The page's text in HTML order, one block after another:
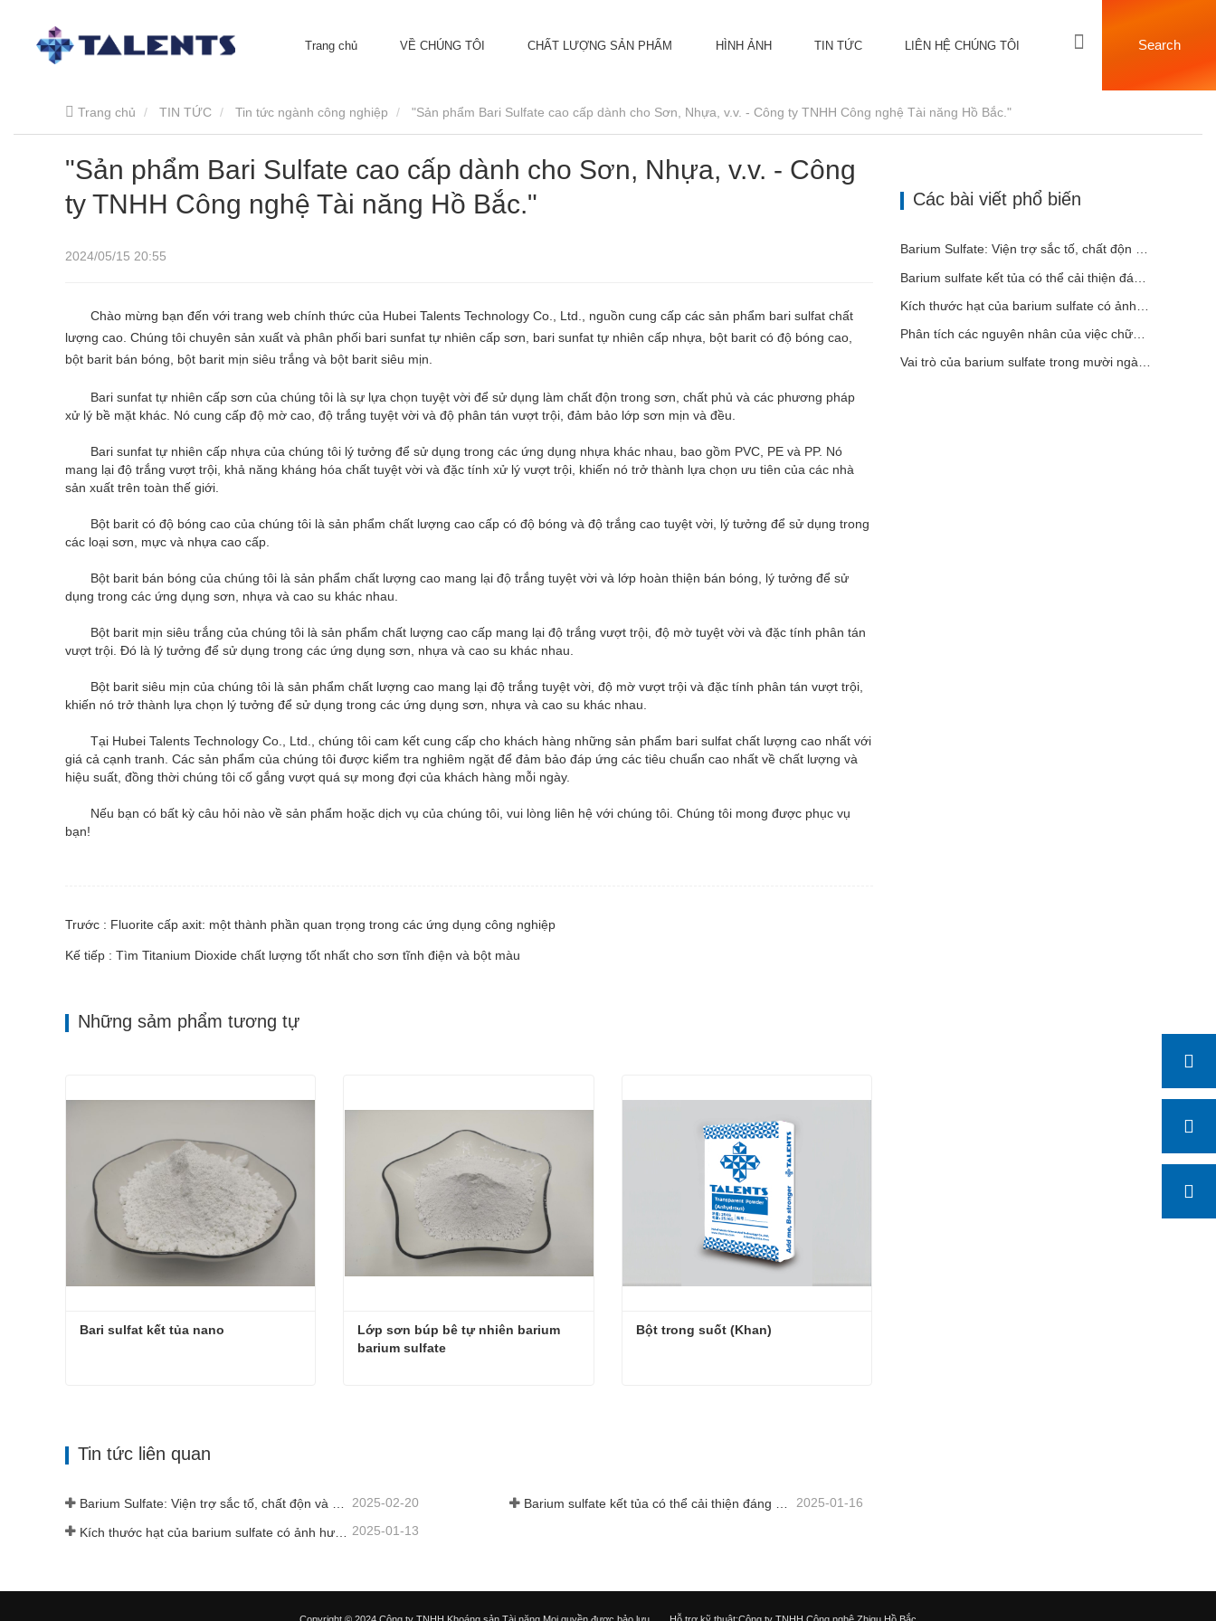
Trang chủ VỀ CHÚNG TÔI CHẤT LƯỢNG SẢN PHẨM HÌNH ẢNH TIN TỨC LIÊN HỆ CHÚNG TÔI Search
Trang chủ TIN TỨC Tin tức ngành công nghiệp "Sản phẩm Bari Sulfate cao cấp dành cho Sơn, Nhựa, v.v. - Công ty TNHH Công nghệ Tài năng Hồ Bắc."
"Sản phẩm Bari Sulfate cao cấp dành cho Sơn, Nhựa, v.v. - Công
ty TNHH Công nghệ Tài năng Hồ Bắc."
2024/05/15 20:55
Chào mừng bạn đến với trang web chính thức của Hubei Talents Technology Co., Ltd., nguồn cung cấp các sản phẩm bari sulfat chất
lượng cao. Chúng tôi chuyên sản xuất và phân phối bari sunfat tự nhiên cấp sơn, bari sunfat tự nhiên cấp nhựa, bột barit có độ bóng cao,
bột barit bán bóng, bột barit mịn siêu trắng và bột barit siêu mịn.
Bari sunfat tự nhiên cấp sơn của chúng tôi là sự lựa chọn tuyệt vời để sử dụng làm chất độn trong sơn, chất phủ và các phương pháp
xử lý bề mặt khác. Nó cung cấp độ mờ cao, độ trắng tuyệt vời và độ phân tán vượt trội, đảm bảo lớp sơn mịn và đều.
Bari sunfat tự nhiên cấp nhựa của chúng tôi lý tưởng để sử dụng trong các ứng dụng nhựa khác nhau, bao gồm PVC, PE và PP. Nó
mang lại độ trắng vượt trội, khả năng kháng hóa chất tuyệt vời và đặc tính xử lý vượt trội, khiến nó trở thành lựa chọn ưu tiên của các nhà
sản xuất trên toàn thế giới.
Bột barit có độ bóng cao của chúng tôi là sản phẩm chất lượng cao cấp có độ bóng và độ trắng cao tuyệt vời, lý tưởng để sử dụng trong
các loại sơn, mực và nhựa cao cấp.
Bột barit bán bóng của chúng tôi là sản phẩm chất lượng cao mang lại độ trắng tuyệt vời và lớp hoàn thiện bán bóng, lý tưởng để sử
dụng trong các ứng dụng sơn, nhựa và cao su khác nhau.
Bột barit mịn siêu trắng của chúng tôi là sản phẩm chất lượng cao cấp mang lại độ trắng vượt trội, độ mờ tuyệt vời và đặc tính phân tán
vượt trội. Đó là lý tưởng để sử dụng trong các ứng dụng sơn, nhựa và cao su khác nhau.
Bột barit siêu mịn của chúng tôi là sản phẩm chất lượng cao mang lại độ trắng tuyệt vời, độ mờ vượt trội và đặc tính phân tán vượt trội,
khiến nó trở thành lựa chọn lý tưởng để sử dụng trong các ứng dụng sơn, nhựa và cao su khác nhau.
Tại Hubei Talents Technology Co., Ltd., chúng tôi cam kết cung cấp cho khách hàng những sản phẩm bari sulfat chất lượng cao nhất với
giá cả cạnh tranh. Các sản phẩm của chúng tôi được kiểm tra nghiêm ngặt để đảm bảo đáp ứng các tiêu chuẩn cao nhất về chất lượng và
hiệu suất, đồng thời chúng tôi cố gắng vượt quá sự mong đợi của khách hàng mỗi ngày.
Nếu bạn có bất kỳ câu hỏi nào về sản phẩm hoặc dịch vụ của chúng tôi, vui lòng liên hệ với chúng tôi. Chúng tôi mong được phục vụ
bạn!
Trước : Fluorite cấp axit: một thành phần quan trọng trong các ứng dụng công nghiệp
Kế tiếp : Tìm Titanium Dioxide chất lượng tốt nhất cho sơn tĩnh điện và bột màu
Những sảm phẩm tương tự
Bari sulfat kết tủa nano
Lớp sơn búp bê tự nhiên barium
barium sulfate
Bột trong suốt (Khan)
Tin tức liên quan
Barium Sulfate: Viện trợ sắc tố, chất độn và chất tăng cường trong nhiều ngành công nghiệp 2025-02-20 Barium sulfate kết tủa có thể cải thiện đáng kể hiệu suất của lớp phủ 2025-01-16
2025-01-13
Các bài viết phổ biến
Barium Sulfate: Viện trợ sắc tố, chất độn và chất tăng cường trong nhiều ngành công nghiệp
Phân tích các nguyên nhân của việc chữa bệnh bột kém
Vai trò của barium sulfate trong mười ngành công nghiệp chính